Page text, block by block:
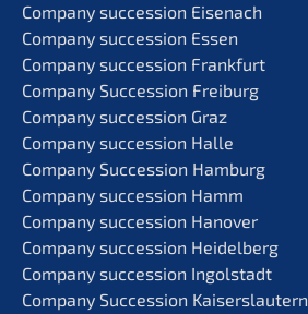
Compa­ny succes­si­on Eisenach
Compa­ny succes­si­on Essen
Compa­ny succes­si­on Frankfurt
Compa­ny Succes­si­on Freiburg
Compa­ny succes­si­on Graz
Compa­ny succes­si­on Halle
Compa­ny Succes­si­on Hamburg
Compa­ny succes­si­on Hamm
Compa­ny succes­si­on Hanover
Compa­ny succes­si­on Heidelberg
Compa­ny succes­si­on Ingolstadt
Compa­ny Succes­si­on Kaiserslautern